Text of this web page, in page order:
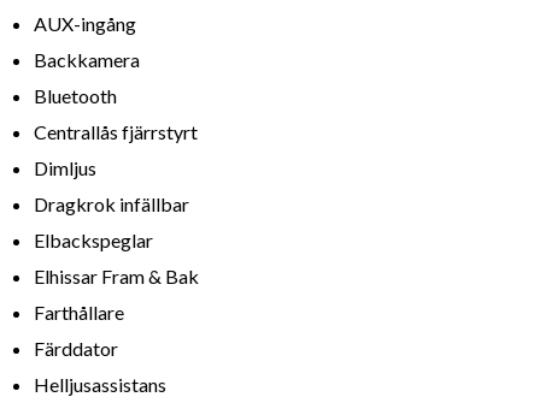
AUX-ingång
Backkamera
Bluetooth
Centrallås fjärrstyrt
Dimljus
Dragkrok infällbar
Elbackspeglar
Elhissar Fram & Bak
Farthållare
Färddator
Helljusassistans